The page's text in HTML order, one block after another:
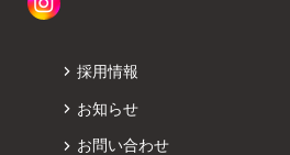
採用情報
お知らせ
お問い合わせ